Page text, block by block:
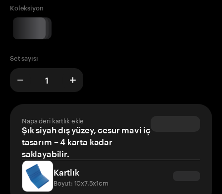
Koleksiyon
Set sayısı
Napa deri kartlık ekle
Şık siyah dış yüzey, cesur mavi iç
tasarım – 4 karta kadar
saklayabilir.
Kartlık
Boyut: 10x7.5x1cm